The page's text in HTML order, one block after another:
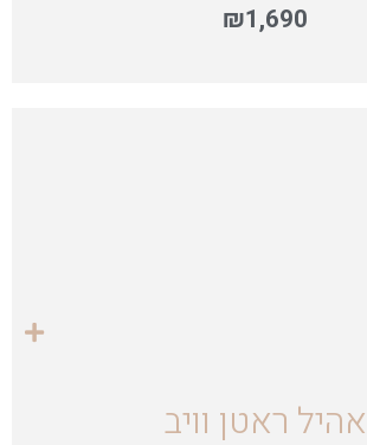
₪1,690
אהיל ראטן וויב